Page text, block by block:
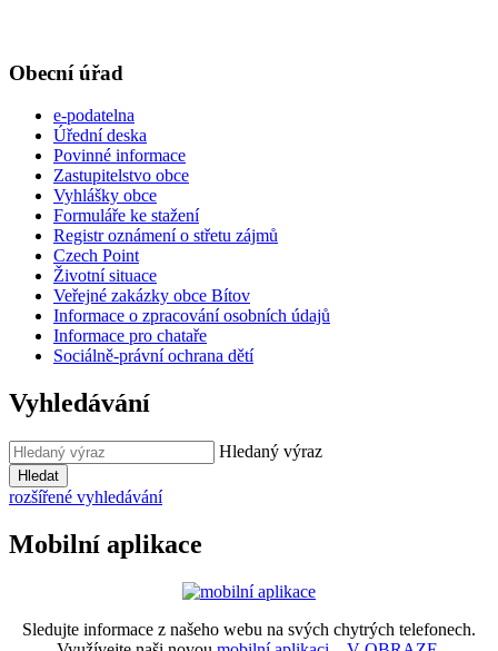
Obecní úřad
e-podatelna
Úřední deska
Povinné informace
Zastupitelstvo obce
Vyhlášky obce
Formuláře ke stažení
Registr oznámení o střetu zájmů
Czech Point
Životní situace
Veřejné zakázky obce Bítov
Informace o zpracování osobních údajů
Informace pro chataře
Sociálně-právní ochrana dětí
Vyhledávání
Hledaný výraz
Hledat
rozšířené vyhledávání
Mobilní aplikace
Sledujte informace z našeho webu na svých chytrých telefonech.